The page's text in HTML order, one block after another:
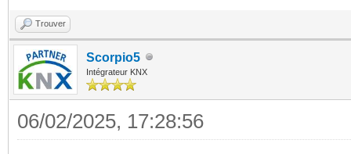
Trouver
Scorpio5
Intégrateur KNX
06/02/2025, 17:28:56